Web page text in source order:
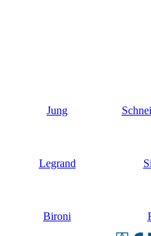
Jung
Legrand
Bironi